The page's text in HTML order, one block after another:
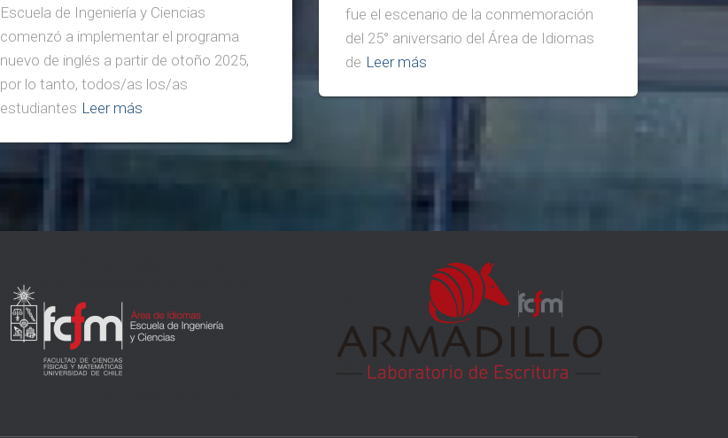
Escuela de Ingeniería y Ciencias
comenzó a implementar el programa
nuevo de inglés a partir de otoño 2025,
por lo tanto, todos/as los/as
estudiantes Leer más
fue el escenario de la conmemoración
del 25° aniversario del Área de Idiomas
de Leer más